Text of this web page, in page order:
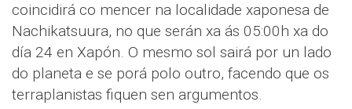
coincidirá co mencer na localidade xaponesa de
Nachikatsuura, no que serán xa ás 05:00h xa do
día 24 en Xapón. O mesmo sol sairá por un lado
do planeta e se porá polo outro, facendo que os
terraplanistas fiquen sen argumentos.